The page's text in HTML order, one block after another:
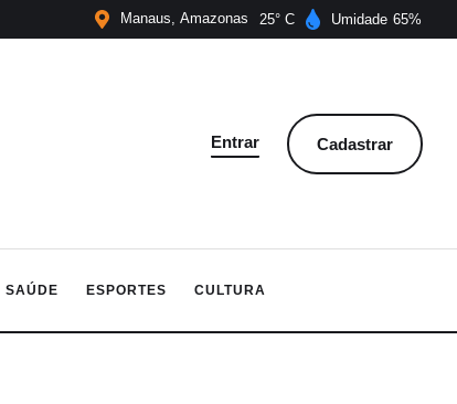
Manaus Amazonas 25 Umidade 65
Entrar Cadastrar
SAÚDE ESPORTES CULTURA